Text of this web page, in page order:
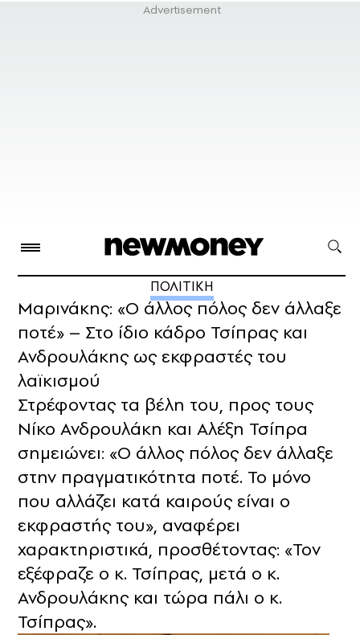
ΠΟΛΙΤΙΚΗ
Μαρινάκης: «Ο άλλος πόλος δεν άλλαξε
ποτέ» – Στο ίδιο κάδρο Τσίπρας και
Ανδρουλάκης ως εκφραστές του
λαϊκισμού
Στρέφοντας τα βέλη του, προς τους
Νίκο Ανδρουλάκη και Αλέξη Τσίπρα
σημειώνει: «Ο άλλος πόλος δεν άλλαξε
στην πραγματικότητα ποτέ. Το μόνο
που αλλάζει κατά καιρούς είναι ο
εκφραστής του», αναφέρει
χαρακτηριστικά, προσθέτοντας: «Τον
εξέφραζε ο κ. Τσίπρας, μετά ο κ.
Ανδρουλάκης και τώρα πάλι ο κ.
Τσίπρας».